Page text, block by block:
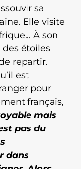
sa
Elle visite
À son
des étoiles
repartir.
est
pour
français,
mais
pas du
dans